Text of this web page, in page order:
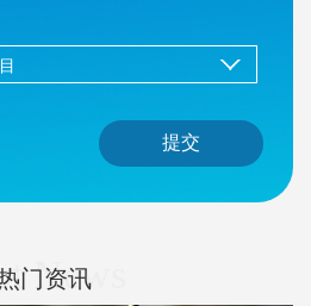
提交
News
门资讯